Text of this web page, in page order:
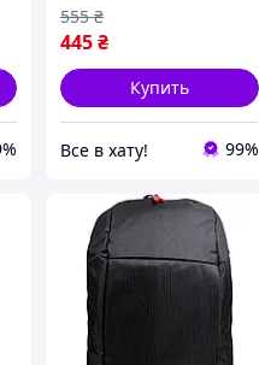
445 ₴
555 ₴
Купить
Все в хату! 99%